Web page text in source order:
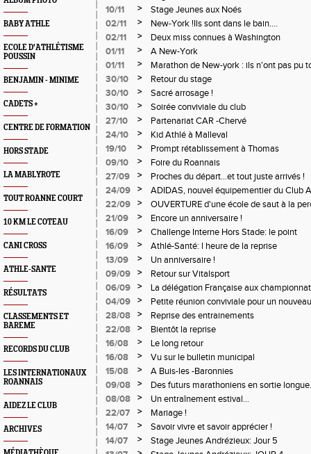
BABY ATHLE
ECOLE D'ATHLÉTISME
POUSSIN
BENJAMIN - MINIME
CADETS +
CENTRE DE FORMATION
HORS STADE
LA MABLYROTE
TOUT ROANNE COURT
10 KM LE COTEAU
CANI CROSS
ATHLE-SANTE
RÉSULTATS
CLASSEMENTS ET
BAREME
RECORDS DU CLUB
LES INTERNATIONAUX
ROANNAIS
AIDEZ LE CLUB
ARCHIVES
10/11
>
Stage Jeunes aux Noés
02/11
>
New-York !Ils sont dans le bain....
02/11
>
Deux miss connues à Washington
01/11
>
A New-York
01/11
>
Marathon de New-york : ils n'ont pas pu
30/10
>
Retour du stage
30/10
>
Sacré arrosage !
30/10
>
Soirée conviviale du club
27/10
>
Partenariat CAR -Chervé
24/10
>
Kid Athlé à Malleval
19/10
>
Prompt rétablissement à Thomas
09/10
>
Foire du Roannais
27/09
>
Proches du départ...et tout juste arrivés !
24/09
>
ADIDAS, nouvel équipementier du Club
22/09
>
OUVERTURE d'une école de saut à la
21/09
>
Encore un anniversaire !
16/09
>
Challenge Interne Hors Stade: le point
16/09
>
Athlé-Santé: l heure de la reprise
13/09
>
Un anniversaire !
09/09
>
Retour sur Vitalsport
06/09
>
La délégation Française aux
24heures
04/09 >
Petite réunion conviviale pour un
28/08
>
Reprise des entrainements
22/08
>
Bientôt la reprise
16/08
>
Le long retour
16/08
>
Vu sur le bulletin municipal
15/08
>
A Buis-les -Baronnies
09/08
>
Des futurs marathoniens en sortie
08/08
>
Un entraînement estival...
22/07
>
Mariage !
14/07
>
Savoir vivre et savoir apprécier !
14/07
>
Stage Jeunes Andrézieux: Jour 5